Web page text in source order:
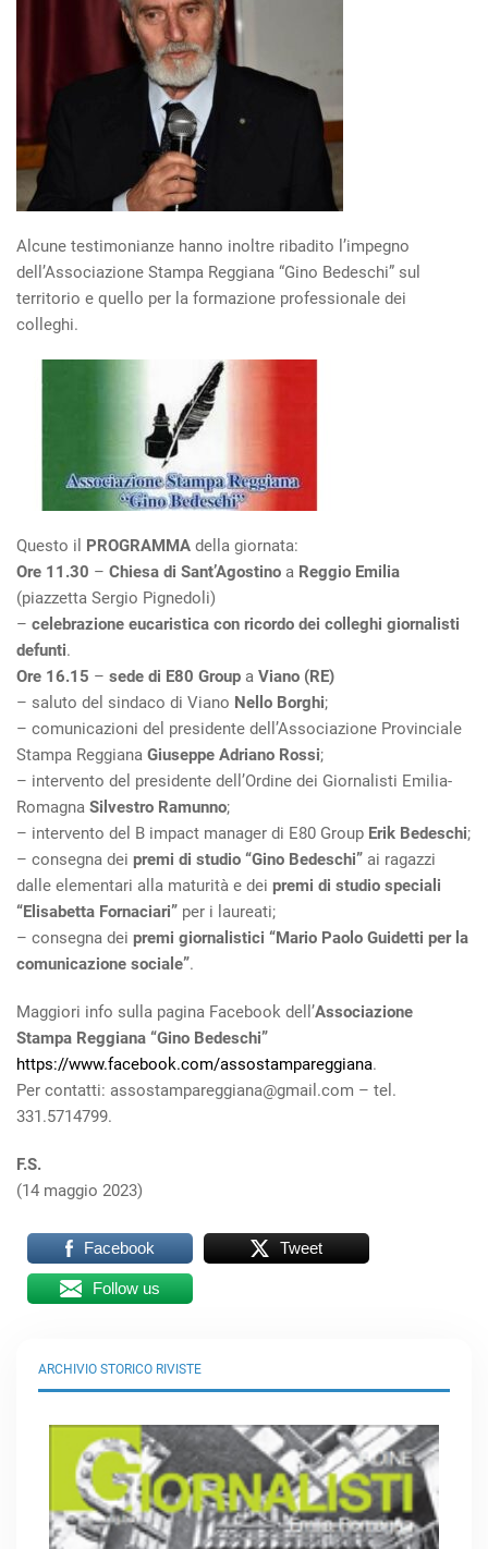
Alcune testimonianze hanno inoltre ribadito l’impegno
dell’Associazione Stampa Reggiana “Gino Bedeschi” sul
territorio e quello per la formazione professionale dei
colleghi.
Questo il PROGRAMMA della giornata:
Ore 11.30 – Chiesa di Sant’Agostino a Reggio Emilia
(piazzetta Sergio Pignedoli)
– celebrazione eucaristica con ricordo dei colleghi giornalisti
defunti.
Ore 16.15 – sede di E80 Group a Viano (RE)
– saluto del sindaco di Viano Nello Borghi;
– comunicazioni del presidente dell’Associazione Provinciale
Stampa Reggiana Giuseppe Adriano Rossi;
– intervento del presidente dell’Ordine dei Giornalisti Emilia-
Romagna Silvestro Ramunno;
– intervento del B impact manager di E80 Group Erik Bedeschi;
– consegna dei premi di studio “Gino Bedeschi” ai ragazzi
dalle elementari alla maturità e dei premi di studio speciali
“Elisabetta Fornaciari” per i laureati;
– consegna dei premi giornalistici “Mario Paolo Guidetti per la
comunicazione sociale”.
Maggiori info sulla pagina Facebook dell’Associazione
Stampa Reggiana “Gino Bedeschi”
https://www.facebook.com/assostampareggiana.
Per contatti: assostampareggiana@gmail.com – tel.
331.5714799.
F.S.
(14 maggio 2023)
Facebook Tweet
Follow us
ARCHIVIO STORICO RIVISTE